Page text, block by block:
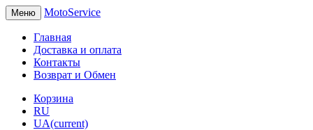
Меню MotoService
Главная
Доставка и оплата
Контакты
Возврат и Обмен
Корзина
RU
UA(current)